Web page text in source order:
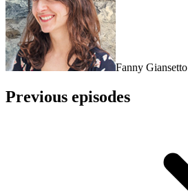
Fanny Giansetto
Previous episodes